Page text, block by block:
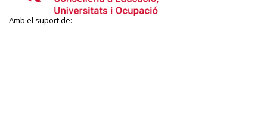
Amb el suport de: